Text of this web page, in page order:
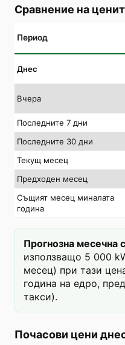
Сравнение на
Период
Днес
Вчера
Последните 7 дни
Последните 30 дни
Текущ месец
Предходен месец
Същият месец миналата
година
Прогнозна месечна
използващо 5 000
месец) при тази
година на едро,
такси).
Почасови цени